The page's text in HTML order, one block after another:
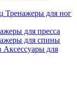
Тренажеры для ног
для пресса
для спины
Аксессуары для